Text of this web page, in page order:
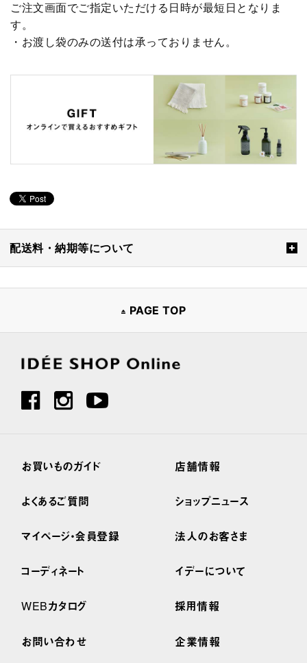
ご注文画面でご指定いただける日時が最短日となりま
す。
・お渡し袋のみの送付は承っておりません。
配送料・納期等について
PAGE TOP
お買いものガイド
よくあるご質問
マイページ・会員登録
コーディネート
WEBカタログ
お問い合わせ
店舗情報
ショップニュース
法人のお客さま
イデーについて
採用情報
企業情報